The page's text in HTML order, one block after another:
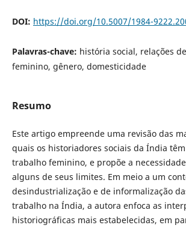
DOI: https://doi.org/10.5007/1984-
Palavras-chave: história social, relações
feminino, gênero, domesticidade
Resumo
Este artigo empreende uma revisão das
quais os historiadores sociais da Índia
trabalho feminino, e propõe a
alguns de seus limites. Em meio a um
desindustrialização e de informalização
trabalho na Índia, a autora enfoca as
historiográficas mais estabelecidas, em